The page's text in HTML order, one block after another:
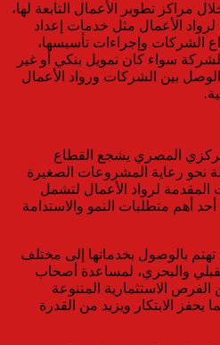
مراكز تطوير الأعمال التابعة لها،
لرواد الأعمال مثل خدمات إعداد
الشركات وإجراءات تأسيسها،
سواء كان تمويل بنكي أو غير
بين الشركات ورواد الأعمال
المصري يشجع القطاع
نحو رعاية المشروعات الصغيرة
المقدمة لرواد الأعمال لتشمل
أحد أهم متطلبات النمو والاستدامة
بالوصول بخدماتها إلى مختلف
والبحري، لمساعدة أصحاب
الاستثمارية المتنوعة
يحفز الابتكار ويزيد من القدرة